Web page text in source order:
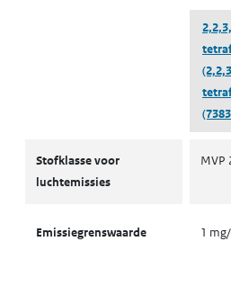
Stofklasse voor
luchtemissies
MVP
Emissiegrenswaarde 1